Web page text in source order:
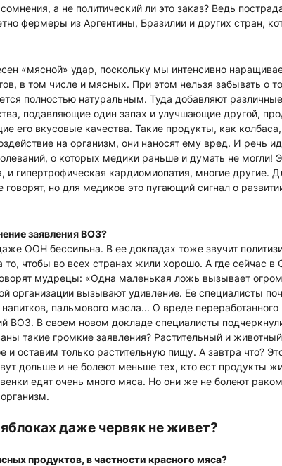
а не политический ли это заказ? Ведь
фермеры из Аргентины, Бразилии и других стран,
«мясной» удар, поскольку мы интенсивно
в том числе и мясных. При этом нельзя забывать о
полностью натуральным. Туда добавляют
подавляющие один запах и улучшающие другой,
его вкусовые качества. Такие продукты, как
на организм, они наносят ему вред. И речь
о которых медики раньше и думать не могли!
и гипертрофическая кардиомиопатия, многие другие.
говорят, но для медиков это пугающий сигнал о
заявления ВОЗ?
ООН бессильна. В ее докладах тоже звучит
то, чтобы во всех странах жили хорошо. А где сейчас в
мудрецы: «Одна маленькая ложь вызывает
организации вызывают удивление. Ее специалисты
пальмового масла... О вреде
ВОЗ. В своем новом докладе специалисты
такие громкие заявления? Растительный и
и оставим только растительную пищу. А завтра что?
дольше и не болеют меньше тех, кто ест продукты
едят очень много мяса. Но они же не болеют
даже червяк не живет?
продуктов, в частности красного мяса?